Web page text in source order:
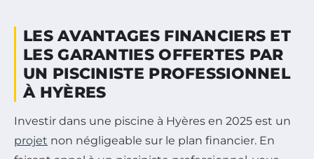
LES AVANTAGES FINANCIERS ET
LES GARANTIES OFFERTES PAR
UN PISCINISTE PROFESSIONNEL
À HYÈRES
Investir dans une piscine à Hyères en 2025 est un
projet non négligeable sur le plan financier. En